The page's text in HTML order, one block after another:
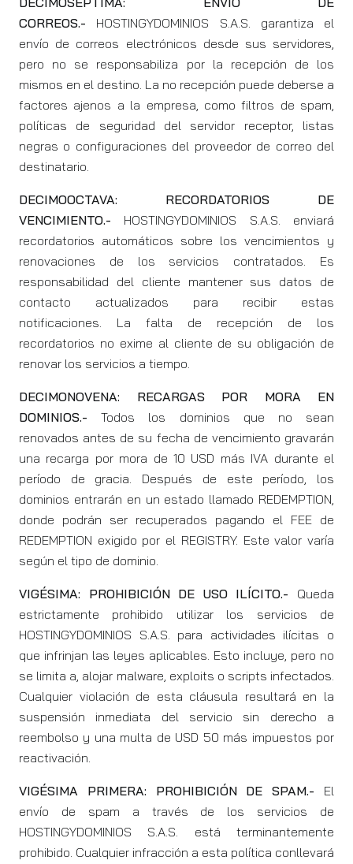
CORREOS.- HOSTINGYDOMINIOS S.A.S. garantiza el
envío de correos electrónicos desde sus servidores,
pero no se responsabiliza por la recepción de los
mismos en el destino. La no recepción puede deberse a
factores ajenos a la empresa, como filtros de spam,
políticas de seguridad del servidor receptor, listas
negras o configuraciones del proveedor de correo del
destinatario.
DECIMOOCTAVA: RECORDATORIOS DE
VENCIMIENTO.- HOSTINGYDOMINIOS S.A.S. enviará
recordatorios automáticos sobre los vencimientos y
renovaciones de los servicios contratados. Es
responsabilidad del cliente mantener sus datos de
contacto actualizados para recibir estas
notificaciones. La falta de recepción de los
recordatorios no exime al cliente de su obligación de
renovar los servicios a tiempo.
DECIMONOVENA: RECARGAS POR MORA EN
DOMINIOS.-Todos los dominios que no sean
renovados antes de su fecha de vencimiento gravarán
una recarga por mora de 10 USD más IVA durante el
período de gracia. Después de este período, los
dominios entrarán en un estado llamado REDEMPTION,
donde podrán ser recuperados pagando el FEE de
REDEMPTION exigido por el REGISTRY. Este valor varía
según el tipo de dominio.
VIGÉSIMA: PROHIBICIÓN DE USO ILÍCITO.- Queda
estrictamente prohibido utilizar los servicios de
HOSTINGYDOMINIOS S.A.S. para actividades ilícitas o
que infrinjan las leyes aplicables. Esto incluye, pero no
se limita a, alojar malware, exploits o scripts infectados.
Cualquier violación de esta cláusula resultará en la
suspensión inmediata del servicio sin derecho a
reembolso y una multa de USD 50 más impuestos por
reactivación.
VIGÉSIMA PRIMERA: PROHIBICIÓN DE SPAM.- El
envío de spam a través de los servicios de
HOSTINGYDOMINIOS S.A.S. está terminantemente
prohibido. Cualquier infracción a esta política conllevará